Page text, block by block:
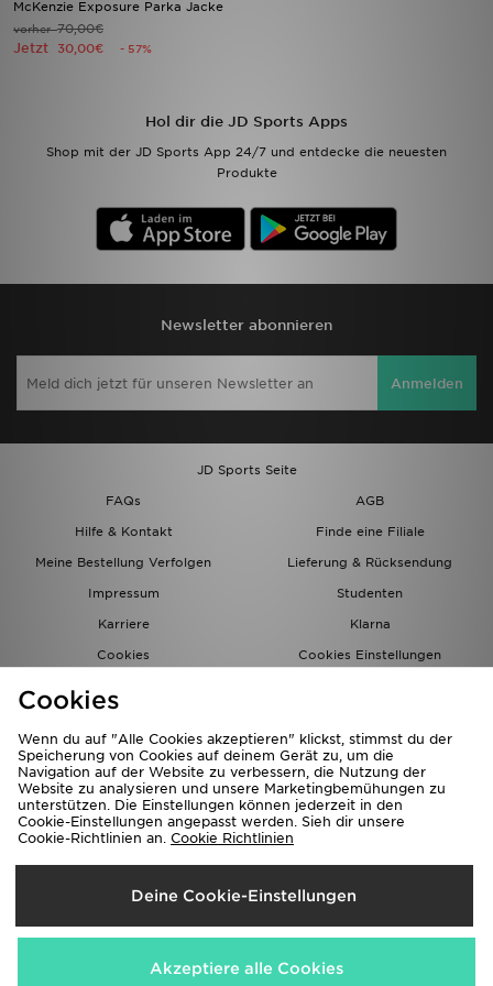
McKenzie Exposure Parka Jacke
vorher70,00€
Jetzt 30,00€ - 57%
Hol dir die JD Sports Apps
Shop mit der JD Sports App 24/7 und entdecke die neuesten
Produkte
Newsletter abonnieren
Anmelden
JD Sports Seite
FAQs
AGB
Hilfe & Kontakt
Finde eine Filiale
Meine Bestellung Verfolgen
Lieferung & Rücksendung
Impressum
Studenten
Karriere
Klarna
Cookies
Cookies Einstellungen
Lieferung Nach
Deutschland
Wir akzeptieren folgende Zahlungsmethoden
Filialfinder
Hilfe & Kontakt
Studenten
Cookies
Wenn du auf "Alle Cookies akzeptieren" klickst, stimmst du der
Speicherung von Cookies auf deinem Gerät zu, um die
Navigation auf der Website zu verbessern, die Nutzung der
Website zu analysieren und unsere Marketingbemühungen zu
unterstützen. Die Einstellungen können jederzeit in den
Cookie-Einstellungen angepasst werden. Sieh dir unsere
Cookie-Richtlinien an. Cookie Richtlinien
Deine Cookie-Einstellungen
Akzeptiere alle Cookies